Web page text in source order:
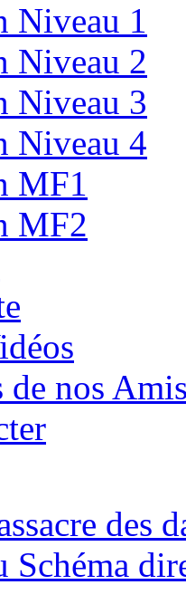
Niveau 1
Niveau 2
Niveau 3
Niveau 4
MF1
MF2
de nos
des
Schéma